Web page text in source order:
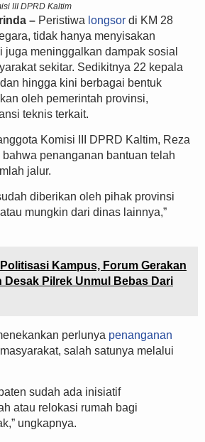
III DPRD Kaltim
– Peristiwa longsor di KM 28
tidak hanya menyisakan
juga meninggalkan dampak sosial
sekitar. Sedikitnya 22 kepala
hingga kini berbagai bentuk
oleh pemerintah provinsi,
teknis terkait.
Komisi III DPRD Kaltim, Reza
penanganan bantuan telah
jalur.
diberikan oleh pihak provinsi
mungkin dari dinas lainnya,”
Kampus, Forum Gerakan
Desak Pilrek Unmul Bebas Dari
perlunya penanganan
salah satunya melalui
sudah ada inisiatif
atau relokasi rumah bagi
ungkapnya.